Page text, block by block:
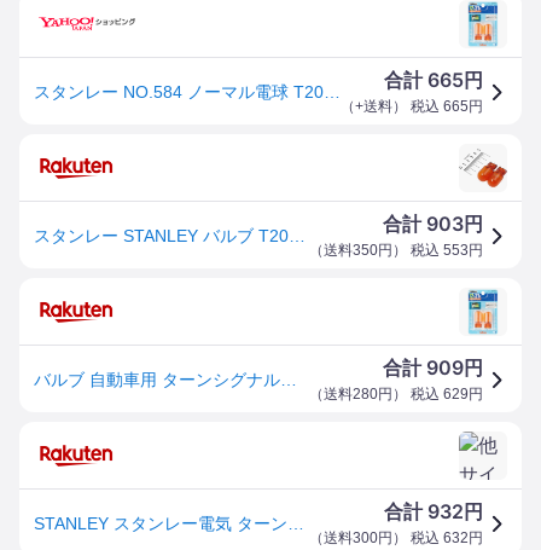
合計665円
（+送料） 税込 665 円
合計 903円
（送料350円 ） 税込 553 円
合計 909円
（送料280円 ） 税込 629 円
合計 932 円
（送料300円 ） 税込 632 円